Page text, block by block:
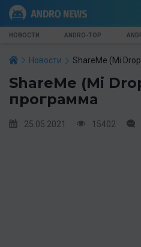
НОВОСТИ ANDRO-TOP
Новости ShareMe (Mi
ShareMe (Mi
программа
25.05.2021 15402